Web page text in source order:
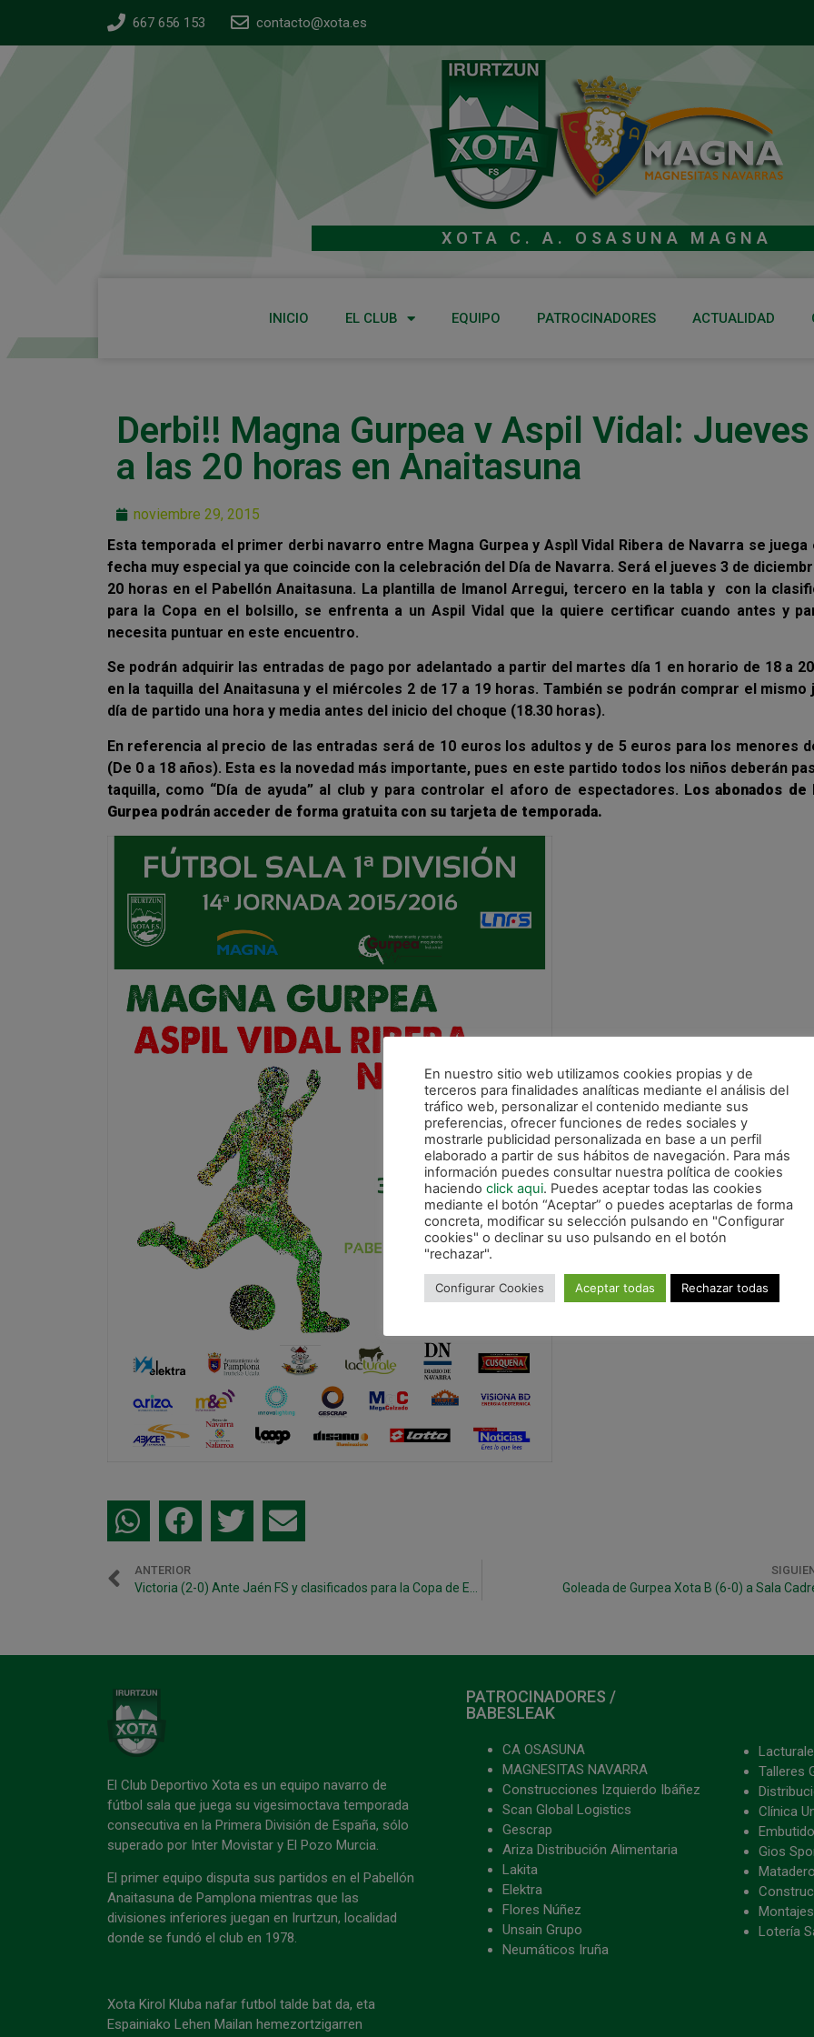
667 656 153 contacto@xota.es
XOTA C. A. OSASUNA MAGNA
INICIO EL CLUB EQUIPO PATROCINADORES ACTUALIDAD
Derbi!! Magna Gurpea v Aspil Vidal:
a las 20 horas en Anaitasuna
noviembre 29, 2015
Esta temporada el primer derbi navarro entre Magna Gurpea y Aspìl Vidal Ribera de Navarra se juega
fecha muy especial ya que coincide con la celebración del Día de Navarra. Será el jueves 3 de
20 horas en el Pabellón Anaitasuna. La plantilla de Imanol Arregui, tercero en la tabla y con la
para la Copa en el bolsillo, se enfrenta a un Aspil Vidal que la quiere certificar cuando antes y
necesita puntuar en este encuentro.
Se podrán adquirir las entradas de pago por adelantado a partir del martes día 1 en horario de 18 a
en la taquilla del Anaitasuna y el miércoles 2 de 17 a 19 horas. También se podrán comprar el mismo
día de partido una hora y media antes del inicio del choque (18.30 horas).
En referencia al precio de las entradas será de 10 euros los adultos y de 5 euros para los menores
(De 0 a 18 años). Esta es la novedad más importante, pues en este partido todos los niños deberán
taquilla, como “Día de ayuda” al club y para controlar el aforo de espectadores. Los abonados de
Gurpea podrán acceder de forma gratuita con su tarjeta de temporada.
ANTERIOR
Goleada de Gurpea Xota B (6-0) a Sala
El Club Deportivo Xota es un equipo navarro de
fútbol sala que juega su vigesimoctava temporada
consecutiva en la Primera División de España, sólo
superado por Inter Movistar y El Pozo Murcia.
El primer equipo disputa sus partidos en el Pabellón
Anaitasuna de Pamplona mientras que las
divisiones inferiores juegan en Irurtzun, localidad
donde se fundó el club en 1978.
Xota Kirol Kluba nafar futbol talde bat da, eta
Espainiako Lehen Mailan hemezortzigarren
PATROCINADORES /
BABESLEAK
CA OSASUNA
MAGNESITAS NAVARRA
Construcciones Izquierdo Ibáñez
Scan Global Logistics
Gescrap
Ariza Distribución Alimentaria
Lakita
Elektra
Flores Núñez
Unsain Grupo
Neumáticos Iruña
Lacturale
Talleres
Clínica
Gios
Lotería
En nuestro sitio web utilizamos cookies propias y de
terceros para finalidades analíticas mediante el análisis del
tráfico web, personalizar el contenido mediante sus
preferencias, ofrecer funciones de redes sociales y
mostrarle publicidad personalizada en base a un perfil
elaborado a partir de sus hábitos de navegación. Para más
información puedes consultar nuestra política de cookies
haciendo click aqui. Puedes aceptar todas las cookies
mediante el botón “Aceptar” o puedes aceptarlas de forma
concreta, modificar su selección pulsando en "Configurar
cookies" o declinar su uso pulsando en el botón
"rechazar".
Configurar Cookies Aceptar todas Rechazar todas